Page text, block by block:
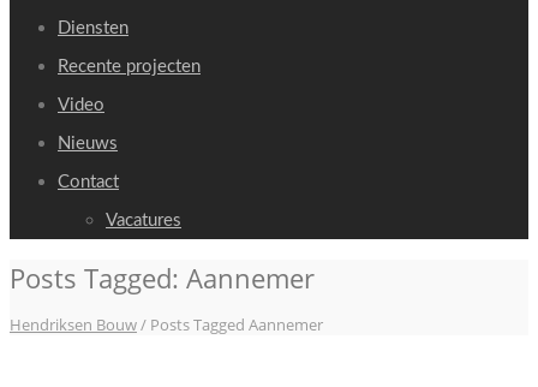
Diensten
Recente projecten
Video
Nieuws
Contact
Vacatures
Posts Tagged: Aannemer
Hendriksen Bouw/ Posts Tagged Aannemer